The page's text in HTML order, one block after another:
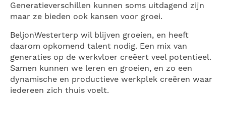
Generatieverschillen kunnen soms uitdagend zijn
maar ze bieden ook kansen voor groei.
BeljonWesterterp wil blijven groeien, en heeft
daarom opkomend talent nodig. Een mix van
generaties op de werkvloer creëert veel potentieel.
Samen kunnen we leren en groeien, en zo een
dynamische en productieve werkplek creëren waar
iedereen zich thuis voelt.